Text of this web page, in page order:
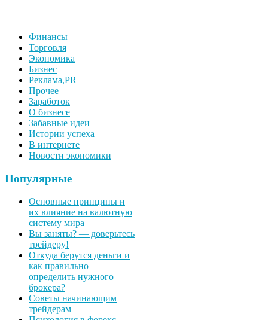
Финансы
Торговля
Экономика
Бизнес
Реклама,PR
Прочее
Заработок
О бизнесе
Забавные идеи
Истории успеха
В интернете
Новости экономики
Популярные
Основные принципы и
их влияние на валютную
систему мира
Вы заняты? — доверьтесь
трейдеру!
Откуда берутся деньги и
как правильно
определить нужного
брокера?
Советы начинающим
трейдерам